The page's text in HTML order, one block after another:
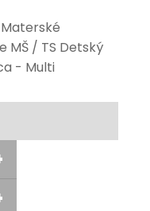
Materské
MŠ / TS Detský
- Multi